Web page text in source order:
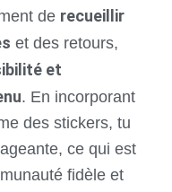
de recueillir
et des retours,
et
. En incorporant
des stickers, tu
ce qui est
fidèle et